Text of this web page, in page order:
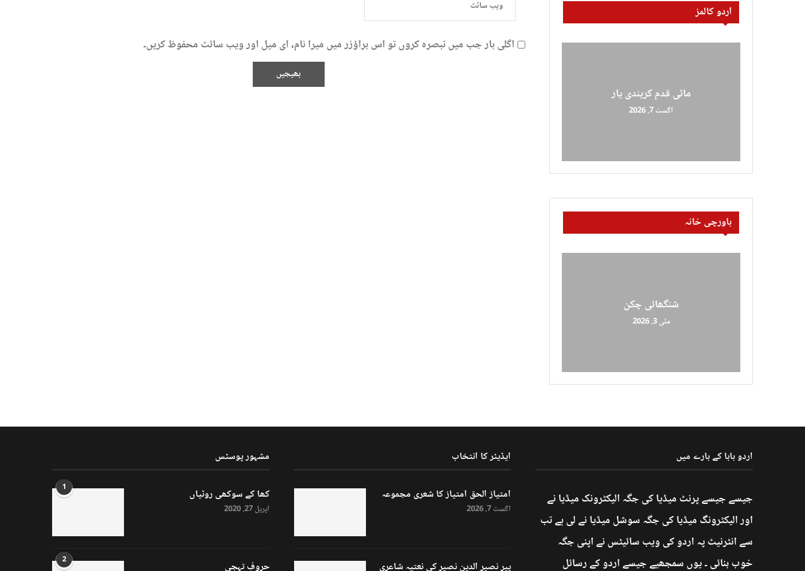
اگلی بار جب میں تبصرہ کروں تو اس براؤزر میں میرا نام، ای میل اور ویب سائٹ محفوظ کریں۔
اردو کالمز
ماٹی قدم کریندی یار
اگست 7, 2026
باورچی خانہ
شنگھائی چکن
مئی 3, 2026
اردو بابا کے بارے میں
جیسے جیسے پرنٹ میڈیا کی جگہ الیکٹرونک میڈیا نے
اور الیکٹرونگ میڈیا کی جگہ سوشل میڈیا نے لی ہے تب
سے انٹرنیٹ پہ اردو کی ویب سائیٹس نے اپنی جگہ
خوب بنائی ۔ یوں سمجھیے جیسے اردو کے رسائل
ایڈیٹر کا انتخاب
امتیاز الحق امتیاز کا شعری مجموعہ
اگست 7, 2026
پیر نصیر الدین نصیر کی نعتیہ شاعری
مشہور پوسٹس
1 کھا کے سوکھی روٹیاں
اپریل 27, 2020
2 حروفِ تہجی